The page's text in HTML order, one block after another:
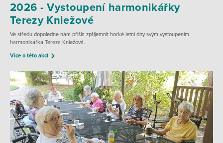
2026 - Vystoupení harmonikářky
Terezy Kniežové
Ve středu dopoledne nám přišla zpříjemnit horké letní dny svým vystoupením
harmonikářka Tereza Kniežová.
Více o této akci